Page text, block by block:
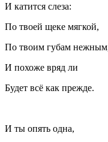
И катится слеза:
По твоей щеке мягкой,
По твоим губам
И похоже вряд ли
Будет всё как прежде.
И ты опять одна,